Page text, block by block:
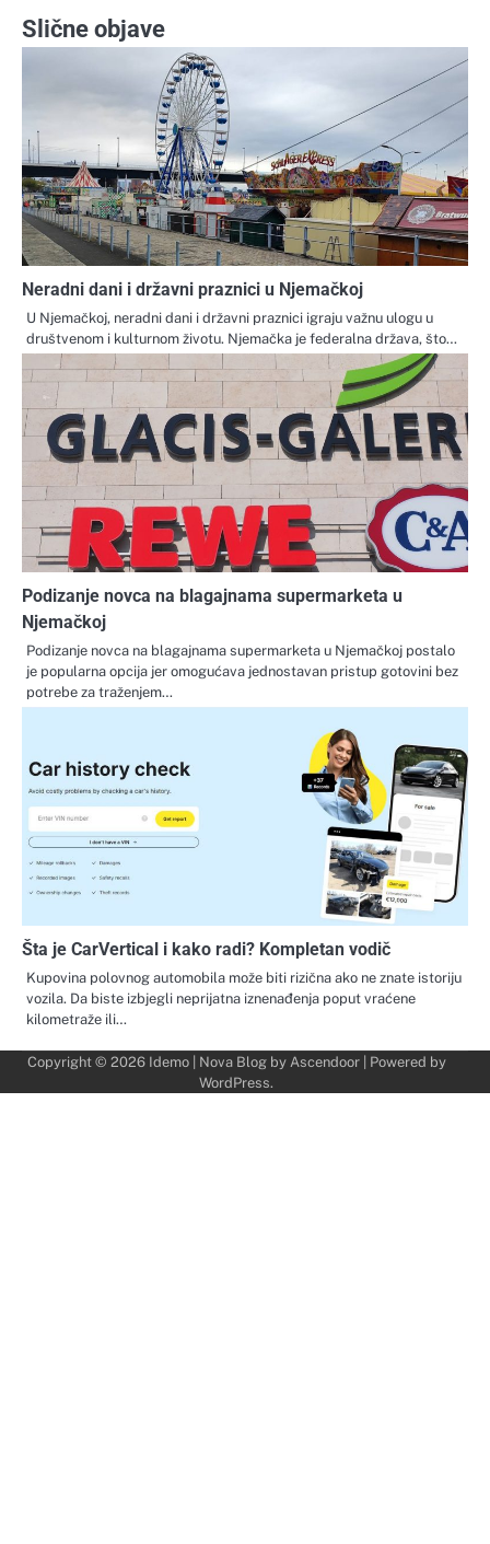
Slične objave
Neradni dani i državni praznici u Njemačkoj
U Njemačkoj, neradni dani i državni praznici igraju važnu ulogu u
društvenom i kulturnom životu. Njemačka je federalna država, što…
Podizanje novca na blagajnama supermarketa u
Njemačkoj
Podizanje novca na blagajnama supermarketa u Njemačkoj postalo
je popularna opcija jer omogućava jednostavan pristup gotovini bez
potrebe za traženjem…
Šta je CarVertical i kako radi? Kompletan vodič
Kupovina polovnog automobila može biti rizična ako ne znate istoriju
vozila. Da biste izbjegli neprijatna iznenađenja poput vraćene
kilometraže ili…
Copyright © 2026 Idemo| Nova Blog by Ascendoor| Powered by
WordPress.